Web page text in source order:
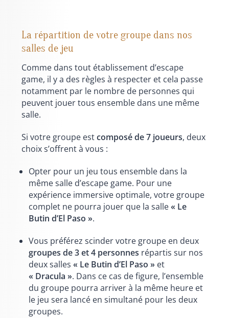
La répartition de votre groupe dans nos
salles de jeu
Comme dans tout établissement d’escape
game, il y a des règles à respecter et cela passe
notamment par le nombre de personnes qui
peuvent jouer tous ensemble dans une même
salle.
Si votre groupe estcomposé de 7 joueurs, deux
choix s’offrent à vous :
Opter pour un jeu tous ensemble dans la
même salle d’escape game. Pour une
expérience immersive optimale, votre groupe
complet ne pourra jouer que la salle« Le
Butin d’El Paso ».
Vous préférez scinder votre groupe en deux
groupes de 3 et 4 personnes répartis sur nos
deux salles « Le Butin d’El Paso » et
« Dracula ». Dans ce cas de figure, l’ensemble
du groupe pourra arriver à la même heure et
le jeu sera lancé en simultané pour les deux
groupes.